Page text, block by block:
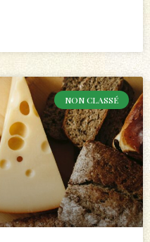
NON CLASSÉ